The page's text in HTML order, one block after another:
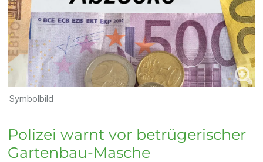
Symbolbild
Polizei warnt vor betrügerischer
Gartenbau-Masche